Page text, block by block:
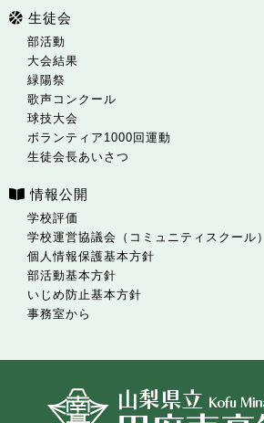
生徒会
部活動
大会結果
緑陽祭
歌声コンクール
球技大会
ボランティア1000回運動
生徒会長あいさつ
情報公開
学校評価
学校運営協議会（コミュニティスクール）
個人情報保護基本方針
部活動基本方針
いじめ防止基本方針
事務室から